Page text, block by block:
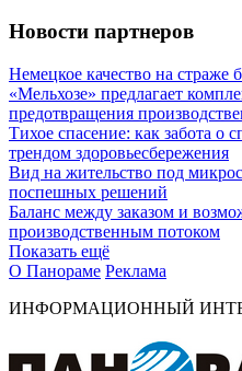
Новости партнеров
Немецкое качество на страже
«Мельхозе» предлагает
предотвращения
Тихое спасение: как забота о
трендом здоровьесбережения
Вид на жительство под
поспешных решений
Баланс между заказом и
производственным потоком
Показать ещё
О Панораме Реклама
ИНФОРМАЦИОННЫЙ